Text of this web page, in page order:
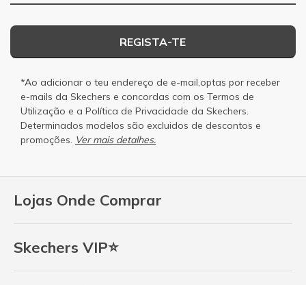
Lojas Onde Comprar
Skechers VIP⭐
REGISTA-TE
*Ao adicionar o teu endereço de e-mail,optas por receber
e-mails da Skechers e concordas com os Termos de
Utilização e a Política de Privacidade da Skechers.
Determinados modelos são excluidos de descontos e
promoções. Ver mais detalhes.